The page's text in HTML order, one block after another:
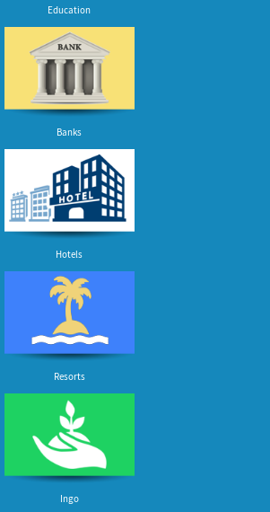
Education
Banks
Hotels
Resorts
Ingo